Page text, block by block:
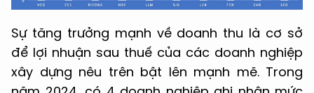
Sự tăng trưởng mạnh về doanh thu là cơ sở
để lợi nhuận sau thuế của các doanh nghiệp
xây dựng nêu trên bật lên mạnh mẽ. Trong